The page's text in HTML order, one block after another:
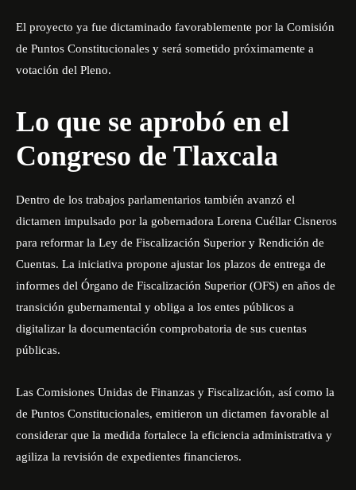
El proyecto ya fue dictaminado favorablemente por la Comisión
de Puntos Constitucionales y será sometido próximamente a
votación del Pleno.
Lo que se aprobó en el
Congreso de Tlaxcala
Dentro de los trabajos parlamentarios también avanzó el
dictamen impulsado por la gobernadora Lorena Cuéllar Cisneros
para reformar la Ley de Fiscalización Superior y Rendición de
Cuentas. La iniciativa propone ajustar los plazos de entrega de
informes del Órgano de Fiscalización Superior (OFS) en años de
transición gubernamental y obliga a los entes públicos a
digitalizar la documentación comprobatoria de sus cuentas
públicas.
Las Comisiones Unidas de Finanzas y Fiscalización, así como la
de Puntos Constitucionales, emitieron un dictamen favorable al
considerar que la medida fortalece la eficiencia administrativa y
agiliza la revisión de expedientes financieros.